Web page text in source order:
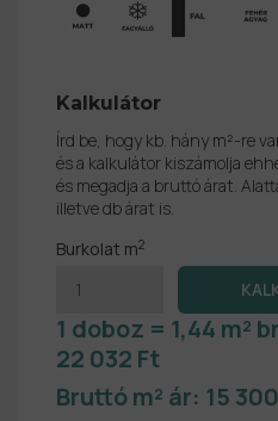
Kalkulátor
Írd be, hogy kb. hány m²-re
és a kalkulátor kiszámolja
és megadja a bruttó árat.
illetve db árat is.
Burkolat m2
1 doboz = 1,44 m²
22 032 Ft
Bruttó m² ár: 15